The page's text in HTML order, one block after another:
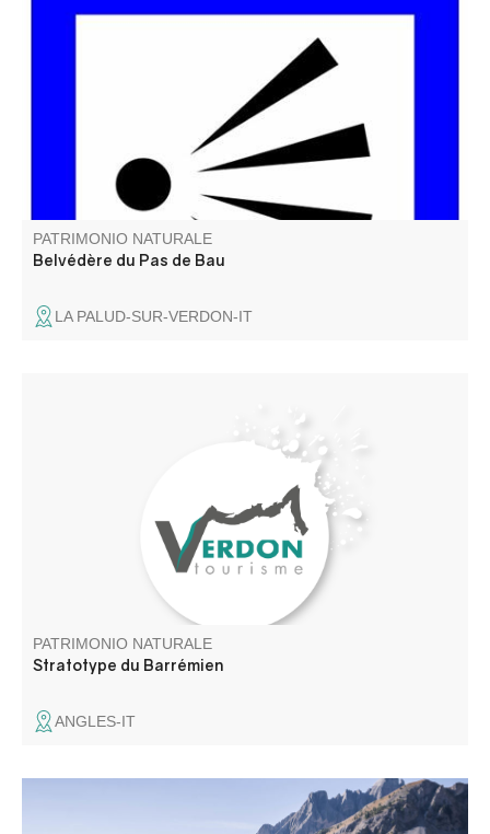
Le Belvédère du Pas de Bau est un peu caché, non loin
de la route... C'est le dernier avant la zone en sens
unique et c'est le plus haut en altitude de tous .
PATRIMONIO NATURALE
Belvédère du Pas de Bau
LA PALUD-SUR-VERDON-IT
avant d'arriver au village d'Angles, se trouve ce trésor
naturel qui tire son nom du village de Barrême, au cœur
de La Réserve Naturelle Géologique de Haute -
PATRIMONIO NATURALE
Stratotype du Barrémien
ANGLES-IT
Col de montagne routier situé à 2 045 m d'altitude, entre